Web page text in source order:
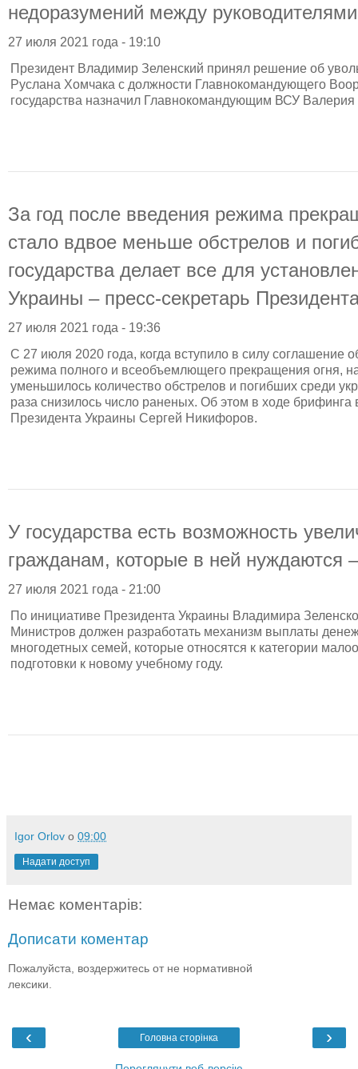
недоразумений между
27 июля 2021 года - 19:10
Президент Владимир Зеленский принял решение об
Руслана Хомчака с должности Главнокомандующего
государства назначил Главнокомандующим ВСУ Валерия
За год после введения режима
стало вдвое меньше обстрелов и
государства делает все для
Украины – пресс-секретарь
27 июля 2021 года - 19:36
С 27 июля 2020 года, когда вступило в силу соглашение
режима полного и всеобъемлющего прекращения огня,
уменьшилось количество обстрелов и погибших среди
раза снизилось число раненых. Об этом в ходе брифинга
Президента Украины Сергей Никифоров.
У государства есть возможность
гражданам, которые в ней нуждаются
27 июля 2021 года - 21:00
По инициативе Президента Украины Владимира
Министров должен разработать механизм выплаты
многодетных семей, которые относятся к категории
подготовки к новому учебному году.
Igor Orlov о 09:00
Надати доступ
Немає коментарів:
Дописати коментар
Пожалуйста, воздержитесь от не нормативной
лексики.
‹ ›
Головна сторінка